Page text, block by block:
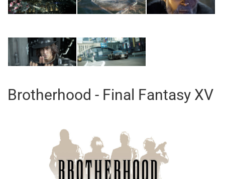
Brotherhood - Final Fantasy XV